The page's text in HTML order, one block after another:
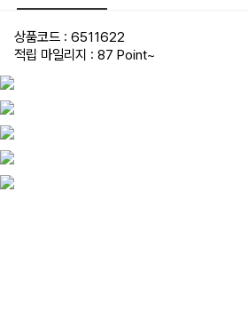
상품코드 : 6511622
적립 마일리지 : 87 Point~